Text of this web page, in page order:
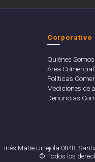
Corporativo
Quiénes Somos
Área Comercial
Políticas
Mediciones de
Denuncias
Inés Matte Urrejola 0848,
© Todos los